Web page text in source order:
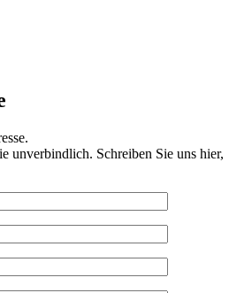
unverbindlich. Schreiben Sie uns hier,